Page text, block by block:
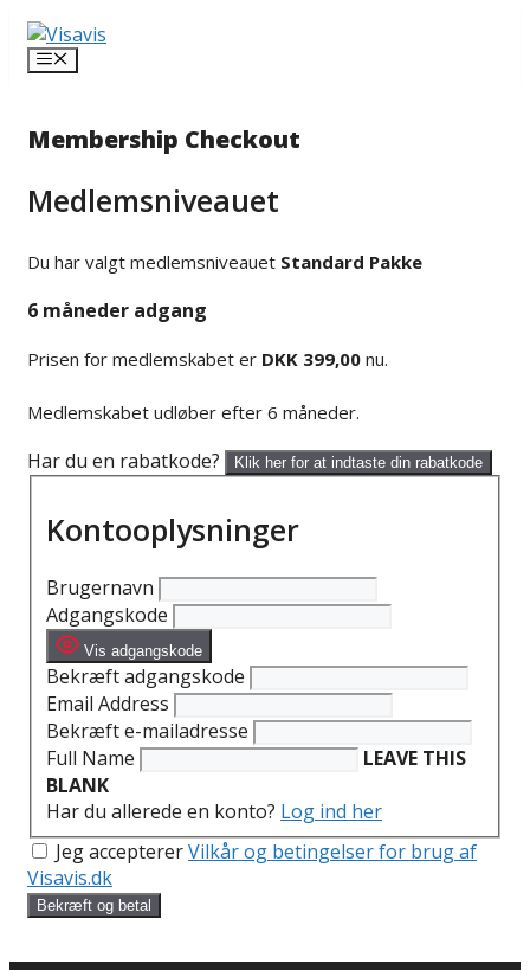
Hop
indhold
Menu
Membership Checkout
Medlemsniveauet
Du har valgt medlemsniveauet Standard Pakke
6 måneder adgang
Prisen for medlemskabet er DKK 399,00 nu.
Medlemskabet udløber efter 6 måneder.
Har du en rabatkode? Klik her for at indtaste din rabatkode
Kontooplysninger
Brugernavn
Adgangskode
Vis adgangskode
Bekræft adgangskode
Email Address
Bekræft e-mailadresse
Full Name
LEAVE THIS
BLANK
Har du allerede en konto? Log ind her
Jeg acceptererVilkår og betingelser for brug af
Visavis.dk